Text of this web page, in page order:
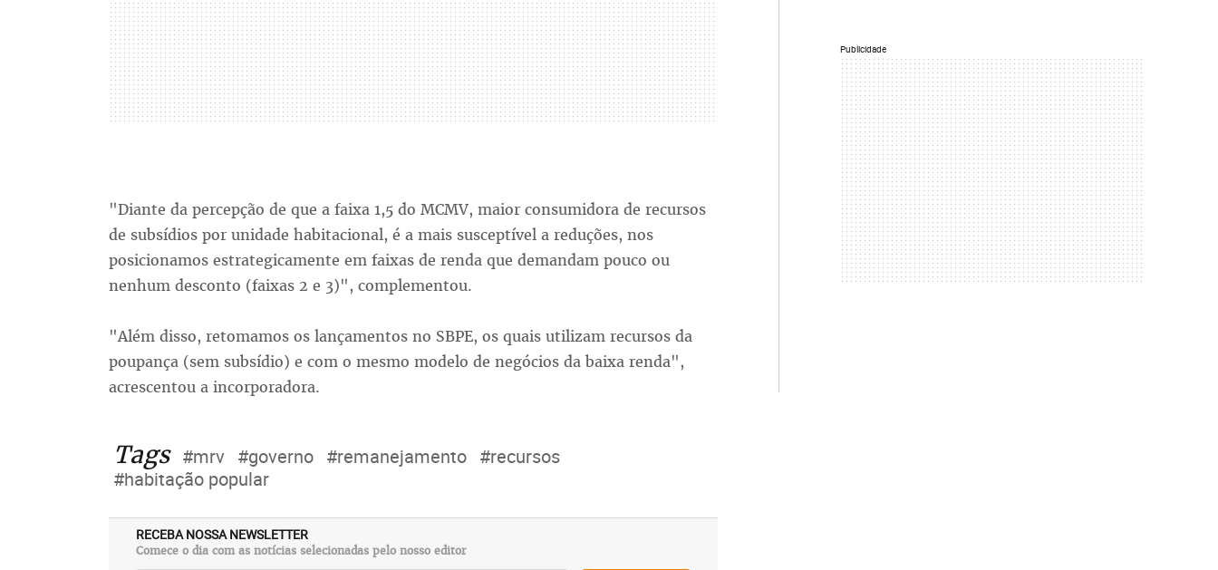
"Diante da percepção de que a faixa 1,5 do MCMV, maior consumidora de recursos
de subsídios por unidade habitacional, é a mais susceptível a reduções, nos
posicionamos estrategicamente em faixas de renda que demandam pouco ou
nenhum desconto (faixas 2 e 3)", complementou.
"Além disso, retomamos os lançamentos no SBPE, os quais utilizam recursos da
poupança (sem subsídio) e com o mesmo modelo de negócios da baixa renda",
acrescentou a incorporadora.
Tags #mrv #governo #remanejamento #recursos
#habitação popular
RECEBA NOSSA NEWSLETTER
Comece o dia com as notícias selecionadas pelo nosso editor
Publicidade